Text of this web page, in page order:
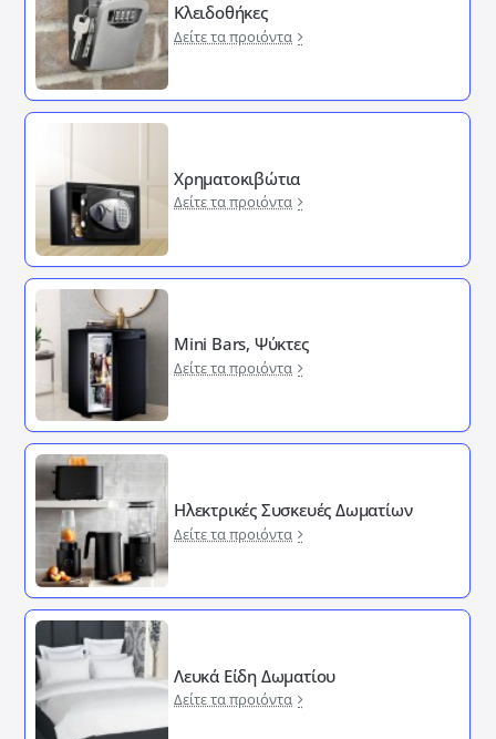
Κλειδοθήκες
Δείτε τα προιόντα
Χρηματοκιβώτια
Δείτε τα προιόντα
Mini Bars, Ψύκτες
Δείτε τα προιόντα
Ηλεκτρικές Συσκευές Δωματίων
Δείτε τα προιόντα
Λευκά Είδη Δωματίου
Δείτε τα προιόντα